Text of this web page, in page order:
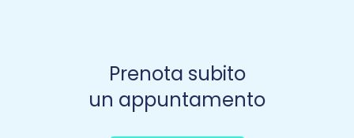
Prenota subito
un appuntamento